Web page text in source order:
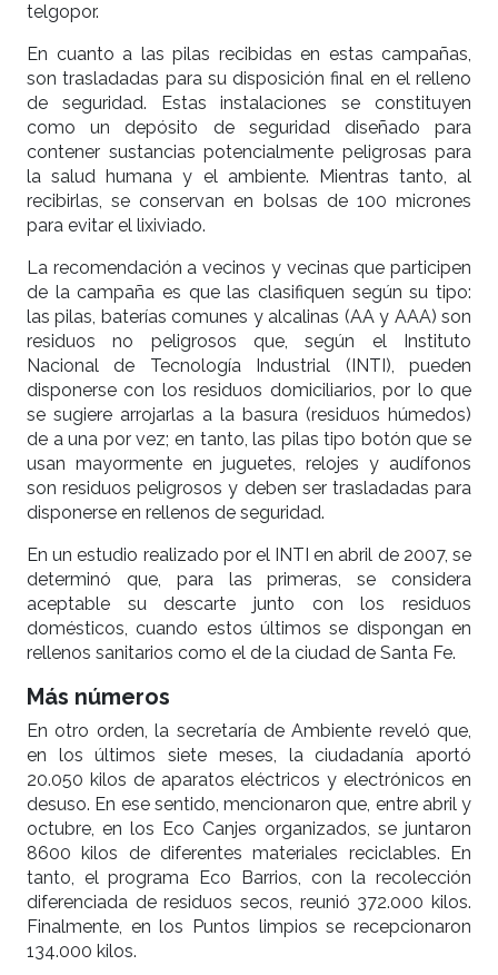
telgopor.
En cuanto a las pilas recibidas en estas campañas,
son trasladadas para su disposición final en el relleno
de seguridad. Estas instalaciones se constituyen
como un depósito de seguridad diseñado para
contener sustancias potencialmente peligrosas para
la salud humana y el ambiente. Mientras tanto, al
recibirlas, se conservan en bolsas de 100 micrones
para evitar el lixiviado.
La recomendación a vecinos y vecinas que participen
de la campaña es que las clasifiquen según su tipo:
las pilas, baterías comunes y alcalinas (AA y AAA) son
residuos no peligrosos que, según el Instituto
Nacional de Tecnología Industrial (INTI), pueden
disponerse con los residuos domiciliarios, por lo que
se sugiere arrojarlas a la basura (residuos húmedos)
de a una por vez; en tanto, las pilas tipo botón que se
usan mayormente en juguetes, relojes y audífonos
son residuos peligrosos y deben ser trasladadas para
disponerse en rellenos de seguridad.
En un estudio realizado por el INTI en abril de 2007, se
determinó que, para las primeras, se considera
aceptable su descarte junto con los residuos
domésticos, cuando estos últimos se dispongan en
rellenos sanitarios como el de la ciudad de Santa Fe.
Más números
En otro orden, la secretaría de Ambiente reveló que,
en los últimos siete meses, la ciudadanía aportó
20.050 kilos de aparatos eléctricos y electrónicos en
desuso. En ese sentido, mencionaron que, entre abril y
octubre, en los Eco Canjes organizados, se juntaron
8600 kilos de diferentes materiales reciclables. En
tanto, el programa Eco Barrios, con la recolección
diferenciada de residuos secos, reunió 372.000 kilos.
Finalmente, en los Puntos limpios se recepcionaron
134.000 kilos.